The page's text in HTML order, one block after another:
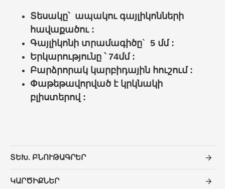
Տեսակը՝ ապակու գայլիկոնների
հավաքածու:
Գայլիկոնի տրամագիծը` 5 մմ :
Երկարությունը ՝ 74մմ :
Բարձրորակ կարբիդային հուշում :
Փաթեթավորված է կրկնակի
բլիստերով :
ՏԵԽ. ԲՆՈՒԹԱԳՐԵՐ
ԿԱՐԾԻՔՆԵՐ